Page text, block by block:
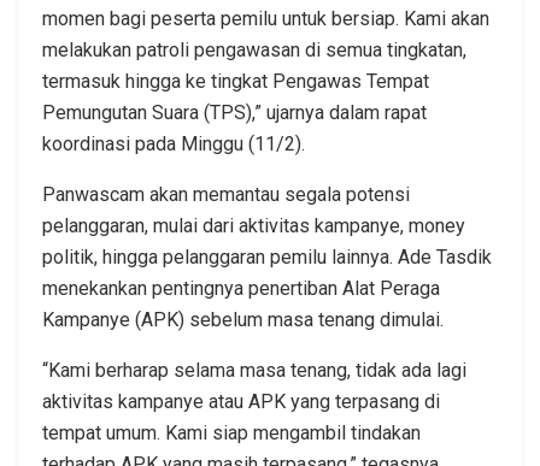
momen bagi peserta pemilu untuk bersiap. Kami akan
melakukan patroli pengawasan di semua tingkatan,
termasuk hingga ke tingkat Pengawas Tempat
Pemungutan Suara (TPS),” ujarnya dalam rapat
koordinasi pada Minggu (11/2).
Panwascam akan memantau segala potensi
pelanggaran, mulai dari aktivitas kampanye, money
politik, hingga pelanggaran pemilu lainnya. Ade Tasdik
menekankan pentingnya penertiban Alat Peraga
Kampanye (APK) sebelum masa tenang dimulai.
“Kami berharap selama masa tenang, tidak ada lagi
aktivitas kampanye atau APK yang terpasang di
tempat umum. Kami siap mengambil tindakan